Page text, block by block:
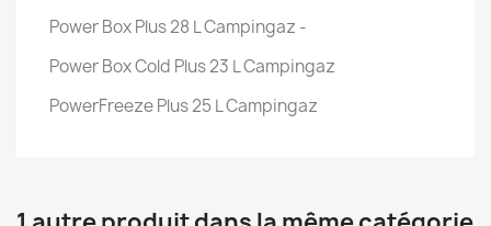
Power Box Plus 28 L Campingaz -
Power Box Cold Plus 23 L Campingaz
PowerFreeze Plus 25 L Campingaz